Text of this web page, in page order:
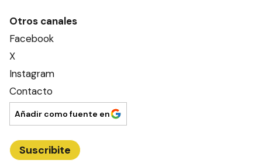
Otros canales
Facebook
X
Instagram
Contacto
Añadir como fuente en
Suscribite